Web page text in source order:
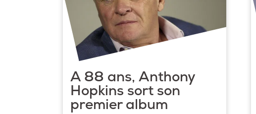
A 88 ans, Anthony
Hopkins sort son
premier album